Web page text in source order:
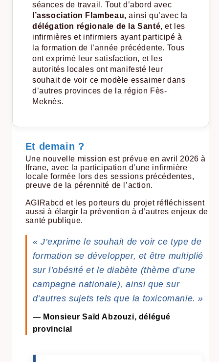
séances de travail. Tout d’abord avec
l’association Flambeau, ainsi qu’avec la
délégation régionale de la Santé, et les
infirmières et infirmiers ayant participé à
la formation de l’année précédente. Tous
ont exprimé leur satisfaction, et les
autorités locales ont manifesté leur
souhait de voir ce modèle essaimer dans
d’autres provinces de la région Fès-
Meknès.
Et demain ?
Une nouvelle mission est prévue en avril 2026 à
Ifrane, avec la participation d’une infirmière
locale formée lors des sessions précédentes,
preuve de la pérennité de l’action.
AGIRabcd et les porteurs du projet réfléchissent
aussi à élargir la prévention à d’autres enjeux de
santé publique.
« J’exprime le souhait de voir ce type de
formation se développer, et être multiplié
sur l’obésité et le diabète (thème d’une
campagne nationale), ainsi que sur
d’autres sujets tels que la toxicomanie. »
— Monsieur Saïd Abzouzi, délégué
provincial